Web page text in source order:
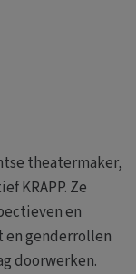
theatermaker,
KRAPP. Ze
en
genderrollen
doorwerken.